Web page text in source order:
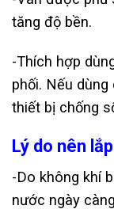
tăng độ bền.
-Thích hợp
phối. Nếu
thiết bị chống
Lý do nên
-Do không khí
nước ngày